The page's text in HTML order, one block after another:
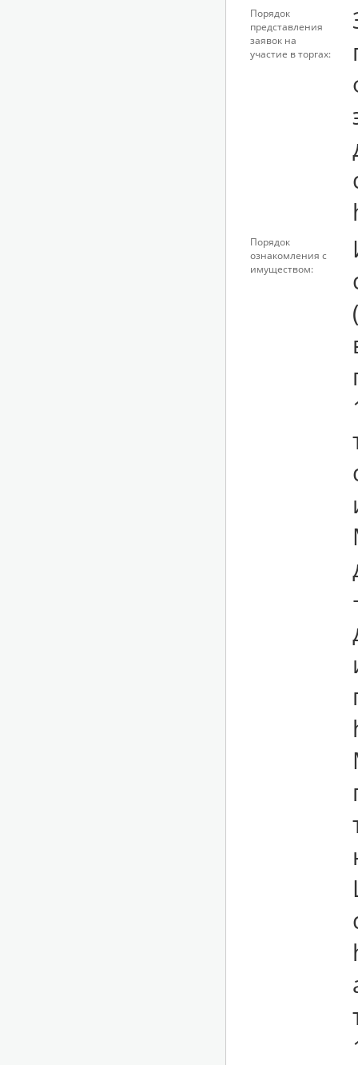
Порядок
представления
заявок на
участие в торгах:
Порядок
ознакомления с
имуществом: